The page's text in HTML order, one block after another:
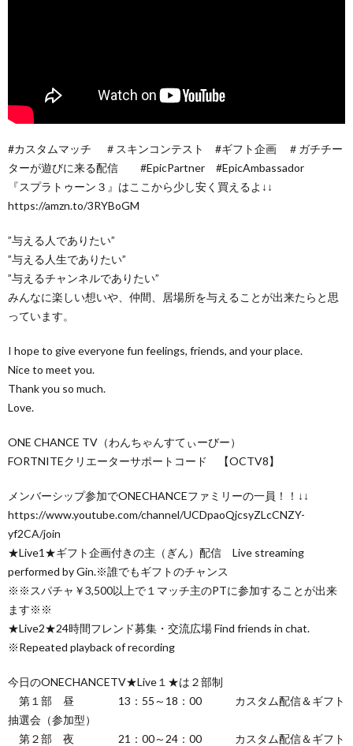
#カスタムマッチ ＃スキンコンテスト #ギフト企画 ＃ガチチー
ターが遊びに来る配信 #EpicPartner #EpicAmbassador
『スプラトゥーン３』はここから少し安く買えるよ↓↓
https://amzn.to/3RYBoGM
”与える人でありたい”
”与える人生でありたい”
”与えるチャンネルでありたい”
みんなに楽しい想いや、仲間、居場所を与えることが出来たらと思
っています。
I hope to give everyone fun feelings, friends, and your place.
Nice to meet you.
Thank you so much.
Love.
ONE CHANCE TV（わんちゃんすてぃーびー）
FORTNITEクリエーターサポートコード 【OCTV8】
メンバーシップ参加でONECHANCEファミリーの一員！！↓↓
https://www.youtube.com/channel/UCDpaoQjcsyZLcCNZY-
yf2CA/join
★Live1★ギフト企画付きの主（ぎん）配信 Live streaming
performed by Gin.※誰でもギフトのチャンス
※※スパチャ￥3,500以上で１マッチ主のPTに参加することが出来
ます※※
★Live2★24時間フレンド募集・交流広場 Find friends in chat.
※Repeated playback of recording
今日のONECHANCETV★Live１★は２部制
第１部 昼 13：55～18：00 カスタム配信＆ギフト
抽選会（参加型）
第２部 夜 21：00～24：00 カスタム配信＆ギフト